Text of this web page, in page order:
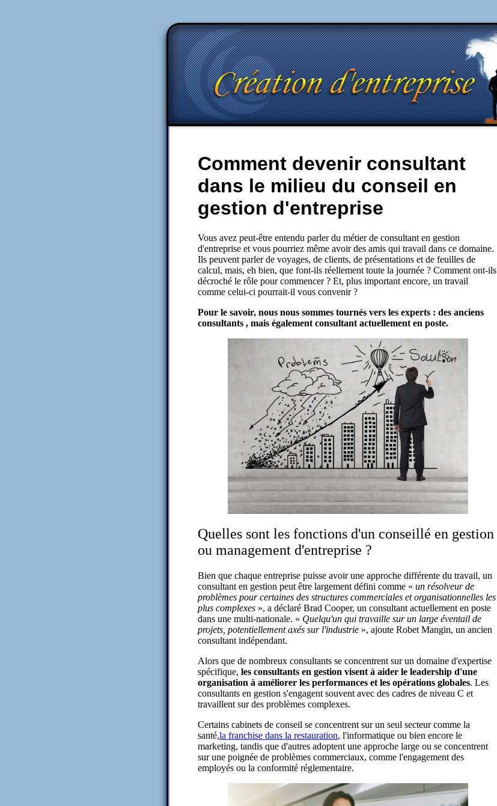
Comment devenir consultant
dans le milieu du conseil en
gestion d'entreprise
Vous avez peut-être entendu parler du métier de consultant en gestion
d'entreprise et vous pourriez même avoir des amis qui travail dans ce domaine.
Ils peuvent parler de voyages, de clients, de présentations et de feuilles de
calcul, mais, eh bien, que font-ils réellement toute la journée ? Comment ont-ils
décroché le rôle pour commencer ? Et, plus important encore, un travail
comme celui-ci pourrait-il vous convenir ?
Pour le savoir, nous nous sommes tournés vers les experts : des anciens
consultants , mais également consultant actuellement en poste.
Quelles sont les fonctions d'un conseillé en gestion
ou management d'entreprise ?
Bien que chaque entreprise puisse avoir une approche différente du travail, un
consultant en gestion peut être largement défini comme « un résolveur de
problèmes pour certaines des structures commerciales et organisationnelles les
plus complexes », a déclaré Brad Cooper, un consultant actuellement en poste
dans une multi-nationale. « Quelqu'un qui travaille sur un large éventail de
projets, potentiellement axés sur l'industrie », ajoute Robet Mangin, un ancien
consultant indépendant.
Alors que de nombreux consultants se concentrent sur un domaine d'expertise
spécifique, les consultants en gestion visent à aider le leadership d'une
organisation à améliorer les performances et les opérations globales. Les
consultants en gestion s'engagent souvent avec des cadres de niveau C et
travaillent sur des problèmes complexes.
Certains cabinets de conseil se concentrent sur un seul secteur comme la
santé,la franchise dans la restauration, l'informatique ou bien encore le
marketing, tandis que d'autres adoptent une approche large ou se concentrent
sur une poignée de problèmes commerciaux, comme l'engagement des
employés ou la conformité réglementaire.